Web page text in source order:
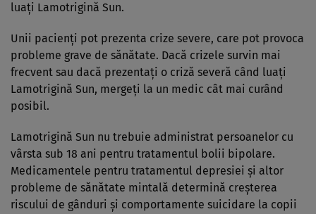
luaţi Lamotrigină Sun.
Unii pacienţi pot prezenta crize severe, care pot provoca
probleme grave de sănătate. Dacă crizele survin mai
frecvent sau dacă prezentaţi o criză severă când luaţi
Lamotrigină Sun, mergeţi la un medic cât mai curând
posibil.
Lamotrigină Sun nu trebuie administrat persoanelor cu
vârsta sub 18 ani pentru tratamentul bolii bipolare.
Medicamentele pentru tratamentul depresiei şi altor
probleme de sănătate mintală determină creşterea
riscului de gânduri şi comportamente suicidare la copii